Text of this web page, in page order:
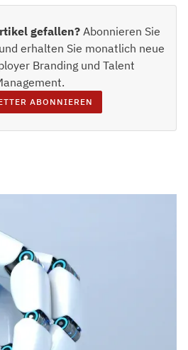
gefallen? Abonnieren Sie
erhalten Sie monatlich neue
Branding und Talent
ABONNIEREN